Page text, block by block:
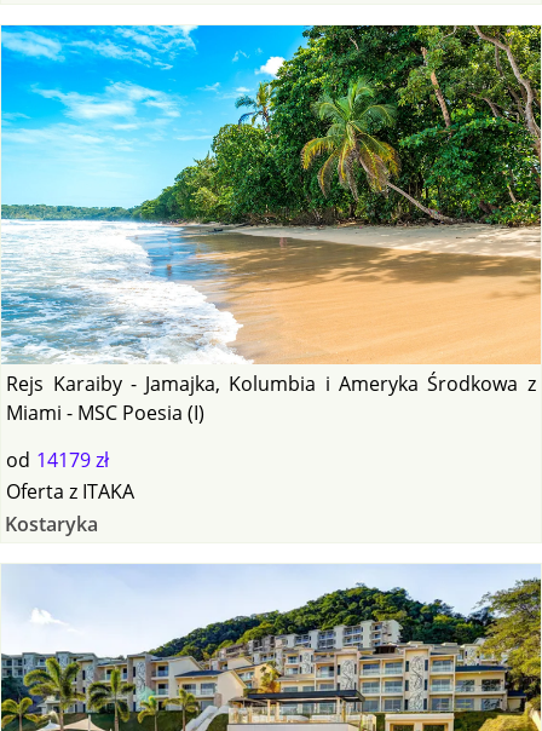
Rejs Karaiby - Jamajka, Kolumbia i Ameryka Środkowa z
Miami - MSC Poesia (I)
od 14179 zł
Oferta z ITAKA
Kostaryka